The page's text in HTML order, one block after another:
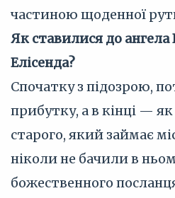
частиною щоденної
Як ставилися до ангела
Елісенда?
Спочатку з підозрою,
прибутку, а в кінці —
старого, який займає
ніколи не бачили в
божественного